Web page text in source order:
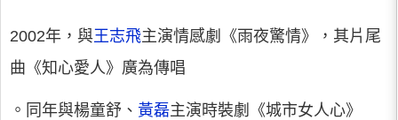
2002年，與王志飛主演情感劇《雨夜驚情》，其片尾
曲《知心愛人》廣為傳唱
。同年與楊童舒、 黃磊主演時裝劇《城市女人心》